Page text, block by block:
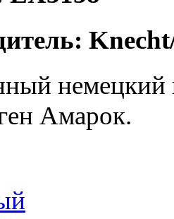
Амарок.